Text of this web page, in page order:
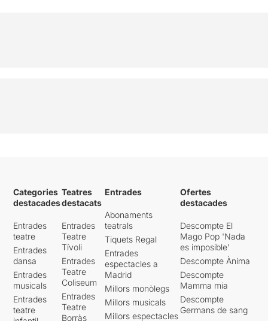
Categories
destacades
Entrades
teatre
Entrades
dansa
Entrades
musicals
Entrades
teatre
Teatres
destacats
Entrades
Teatre
Tívoli
Entrades
Teatre
Coliseum
Entrades
Teatre
Borràs
Entrades
Abonaments
teatrals
Tiquets Regal
Entrades
espectacles a
Madrid
Millors monòlegs
Millors musicals
Millors espectacles
Ofertes
destacades
Descompte El
Mago Pop 'Nada
es imposible'
Descompte Ànima
Descompte
Mamma mia
Descompte
Germans de sang